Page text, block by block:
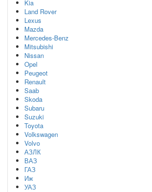
Kia
Land Rover
Lexus
Mazda
Mercedes-Benz
Mitsubishi
Nissan
Opel
Peugeot
Renault
Saab
Skoda
Subaru
Suzuki
Toyota
Volkswagen
Volvo
АЗЛК
ВАЗ
ГАЗ
Иж
УАЗ